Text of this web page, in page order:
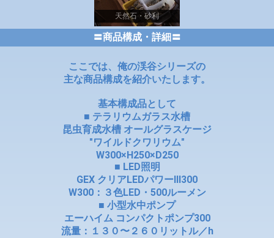
天然石・砂利
〓商品構成・詳細〓
ここでは、俺の渓谷シリーズの
主な商品構成を紹介いたします。
基本構成品として
■ テラリウムガラス水槽
昆虫育成水槽 オールグラスケージ
"ワイルドクワリウム"
W300×H250×D250
■ LED照明
GEX クリアLEDパワーⅢ300
W300：３色LED・500ルーメン
■ 小型水中ポンプ
エーハイム コンパクトポンプ300
流量：１３０〜２６０リットル／h